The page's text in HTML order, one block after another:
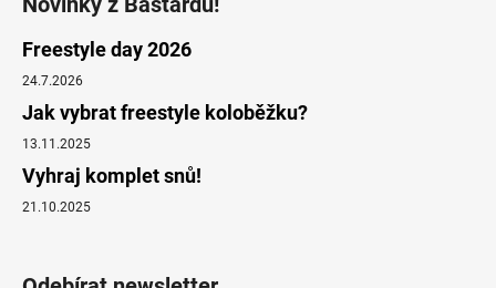
Freestyle day 2026
24.7.2026
Jak vybrat freestyle koloběžku?
13.11.2025
Vyhraj komplet snů!
21.10.2025